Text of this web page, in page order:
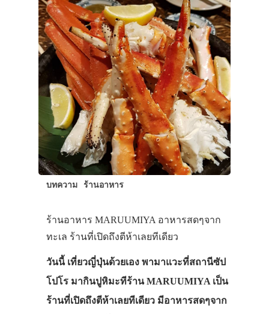
บทความ ร้านอาหาร
ร้านอาหาร MARUUMIYA อาหารสดๆจาก
ทะเล ร้านที่เปิดถึงตีห้าเลยทีเดียว
วันนี้ เที่ยวญี่ปุ่นด้วยเอง พามาแวะที่สถานีซัป
โปโร มากินปูหิมะทีร้าน MARUUMIYA เป็น
ร้านที่เปิดถึงตีห้าเลยทีเดียว มีอาหารสดๆจาก